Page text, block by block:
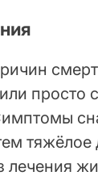
просто
тяжёлое
лечения